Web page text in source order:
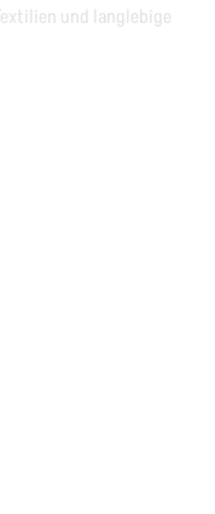
und langlebige